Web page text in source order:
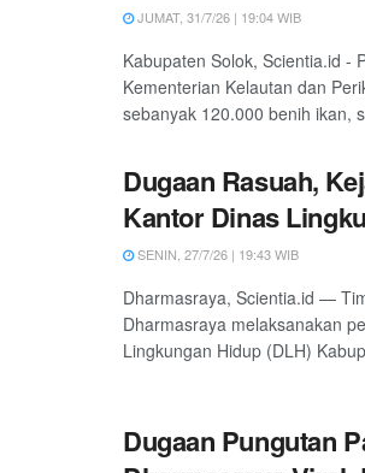
JUMAT, 31/7/26 | 19:04 WIB
Kabupaten Solok, Scientia.id -
Kementerian Kelautan dan
sebanyak 120.000 benih ikan,
Dugaan Rasuah,
Kantor Dinas
SENIN, 27/7/26 | 19:43 WIB
Dharmasraya, Scientia.id —
Dharmasraya melaksanakan
Lingkungan Hidup (DLH)
Dugaan Pungutan